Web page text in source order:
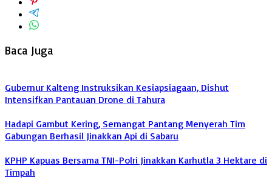
Baca Juga
Gubernur Kalteng Instruksikan Kesiapsiagaan, Dishut
Intensifkan Pantauan Drone di Tahura
Hadapi Gambut Kering, Semangat Pantang Menyerah Tim
Gabungan Berhasil Jinakkan Api di Sabaru
KPHP Kapuas Bersama TNI-Polri Jinakkan Karhutla 3 Hektare di
Timpah